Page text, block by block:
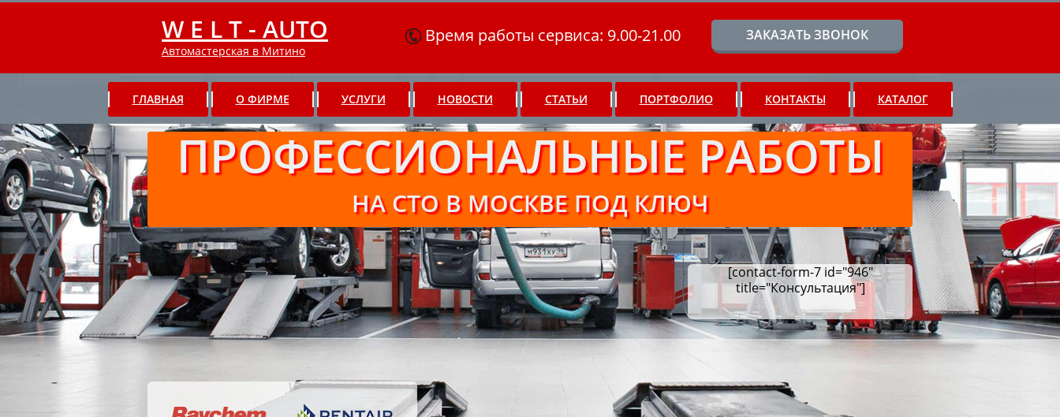
W E L T - AUTO
Автомастерская в Митино
Время работы сервиса: 9.00-21.00 ЗАКАЗАТЬ ЗВОНОК
ГЛАВНАЯ О ФИРМЕ УСЛУГИ НОВОСТИ СТАТЬИ ПОРТФОЛИО КОНТАКТЫ КАТАЛОГ
ПРОФЕССИОНАЛЬНЫЕ РАБОТЫ
НА СТО В МОСКВЕ ПОД КЛЮЧ
[contact-form-7 id="946"
title="Консультация"]